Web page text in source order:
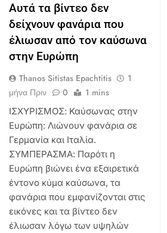
Αυτά τα βίντεο δεν
δείχνουν φανάρια που
έλιωσαν από τον καύσωνα
στην Ευρώπη
Thanos Sitistas Epachtitis
1
μήνα Πριν
0 1 mins
ΙΣΧΥΡΙΣΜΟΣ: Καύσωνας στην
Ευρώπη: Λιώνουν φανάρια σε
Γερμανία και Ιταλία.
ΣΥΜΠΕΡΑΣΜΑ: Παρότι η
Ευρώπη βιώνει ένα εξαιρετικά
έντονο κύμα καύσωνα, τα
φανάρια που εμφανίζονται στις
εικόνες και τα βίντεο δεν
έλιωσαν λόγω των υψηλών